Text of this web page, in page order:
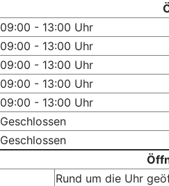
09:00 - 13:00 Uhr
09:00 - 13:00 Uhr
09:00 - 13:00 Uhr
09:00 - 13:00 Uhr
09:00 - 13:00 Uhr
Geschlossen
Geschlossen
Rund um die Uhr